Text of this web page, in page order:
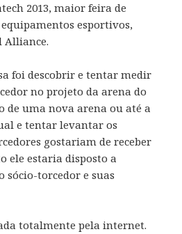
2013, maior feira de
esportivos,
Alliance.
foi descobrir e tentar medir
no projeto da arena do
de uma nova arena ou até a
e tentar levantar os
gostariam de receber
ele estaria disposto a
torcedor e suas
totalmente pela internet.